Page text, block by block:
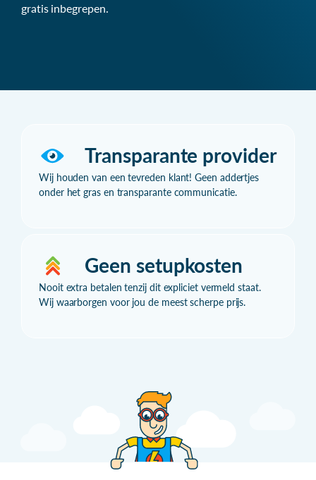
gratis inbegrepen.
Transparante provider
Wij houden van een tevreden klant! Geen addertjes
onder het gras en transparante communicatie.
Geen setupkosten
Nooit extra betalen tenzij dit expliciet vermeld staat.
Wij waarborgen voor jou de meest scherpe prijs.